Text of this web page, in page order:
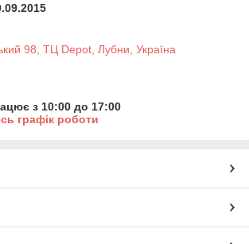
98, ТЦ Depot, Лубни, Україна
з 10:00 до 17:00
графік роботи